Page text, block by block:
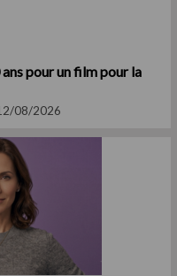
pour un film pour la
08/2026